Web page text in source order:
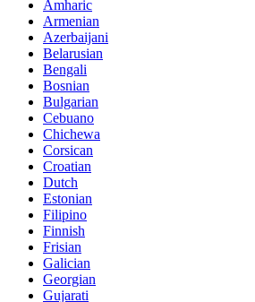
Amharic
Armenian
Azerbaijani
Belarusian
Bengali
Bosnian
Bulgarian
Cebuano
Chichewa
Corsican
Croatian
Dutch
Estonian
Filipino
Finnish
Frisian
Galician
Georgian
Gujarati